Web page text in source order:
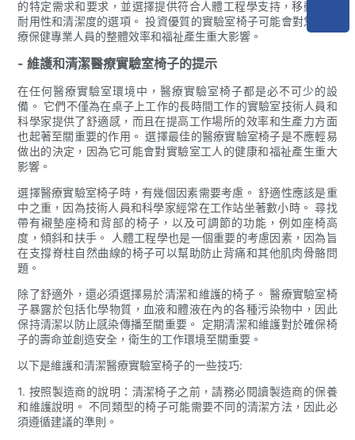
的特定需求和要求，並選擇提供符合人體工程學支持，移動性，
耐用性和清潔度的選項。 投資優質的實驗室椅子可能會對您的醫
療保健專業人員的整體效率和福祉產生重大影響。
- 維護和清潔醫療實驗室椅子的提示
在任何醫療實驗室環境中，醫療實驗室椅子都是必不可少的設
備。 它們不僅為在桌子上工作的長時間工作的實驗室技術人員和
科學家提供了舒適感，而且在提高工作場所的效率和生產力方面
也起著至關重要的作用。 選擇最佳的醫療實驗室椅子是不應輕易
做出的決定，因為它可能會對實驗室工人的健康和福祉產生重大
影響。
選擇醫療實驗室椅子時，有幾個因素需要考慮。 舒適性應該是重
中之重，因為技術人員和科學家經常在工作站坐著數小時。 尋找
帶有襯墊座椅和背部的椅子，以及可調節的功能，例如座椅高
度，傾斜和扶手。 人體工程學也是一個重要的考慮因素，因為旨
在支撐脊柱自然曲線的椅子可以幫助防止背痛和其他肌肉骨骼問
題。
除了舒適外，還必須選擇易於清潔和維護的椅子。 醫療實驗室椅
子暴露於包括化學物質，血液和體液在內的各種污染物中，因此
保持清潔以防止感染傳播至關重要。 定期清潔和維護對於確保椅
子的壽命並創造安全，衛生的工作環境至關重要。
以下是維護和清潔醫療實驗室椅子的一些技巧:
1. 按照製造商的說明：清潔椅子之前，請務必閱讀製造商的保養
和維護說明。 不同類型的椅子可能需要不同的清潔方法，因此必
須遵循建議的準則。